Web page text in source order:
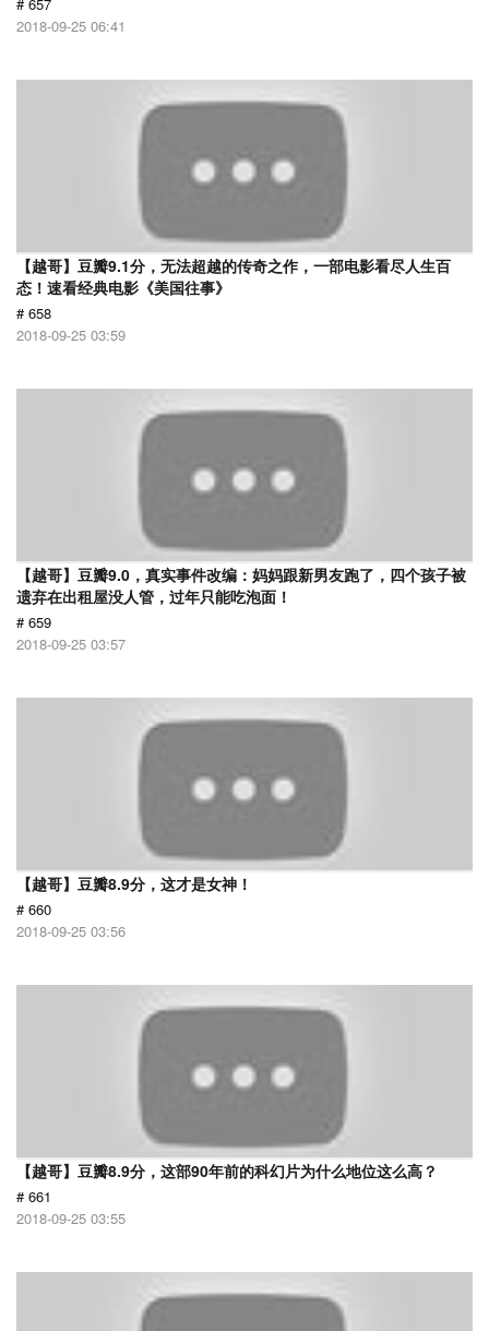
2018-09-25 06:41
【越哥】豆瓣9.1分，无法超越的传奇之作，一部电影看尽人生百
态！速看经典电影《美国往事》
# 658
2018-09-25 03:59
【越哥】豆瓣9.0，真实事件改编：妈妈跟新男友跑了，四个孩子被
遗弃在出租屋没人管，过年只能吃泡面！
# 659
2018-09-25 03:57
【越哥】豆瓣8.9分，这才是女神！
# 660
2018-09-25 03:56
【越哥】豆瓣8.9分，这部90年前的科幻片为什么地位这么高？
# 661
2018-09-25 03:55